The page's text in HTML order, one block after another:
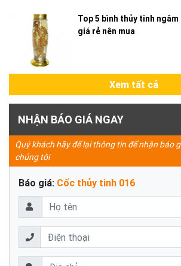
Top 5 bình thủy tinh
giá rẻ nên mua
Xem tất cả
NHẬN BÁO GIÁ NGAY
Quý khách hãy để lại thông tin để nhận báo
chúng tôi
Báo giá: Cốc thủy tinh 016